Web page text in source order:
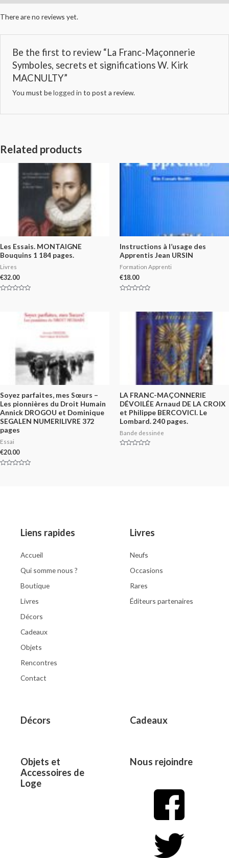
There are no reviews yet.
Be the first to review “La Franc-Maçonnerie
Symboles, secrets et significations W. Kirk
MACNULTY”
You must belogged in to post a review.
Related products
Les Essais. MONTAIGNE
Bouquins 1 184 pages.
Livres
€32.00
Instructions à l’usage des
Apprentis Jean URSIN
Formation Apprenti
€18.00
Soyez parfaites, mes Sœurs –
Les pionnières du Droit Humain
Annick DROGOU et Dominique
SEGALEN NUMERILIVRE 372
pages
Essai
€20.00
LA FRANC-MAÇONNERIE
DÉVOILÉE Arnaud DE LA CROIX
et Philippe BERCOVICI. Le
Lombard. 240 pages.
Bande dessinée
Liens rapides
Accueil
Qui somme nous ?
Boutique
Livres
Décors
Cadeaux
Objets
Rencontres
Contact
Livres
Neufs
Occasions
Rares
Éditeurs partenaires
Décors Cadeaux
Objets et
Accessoires de
Loge
Nous rejoindre